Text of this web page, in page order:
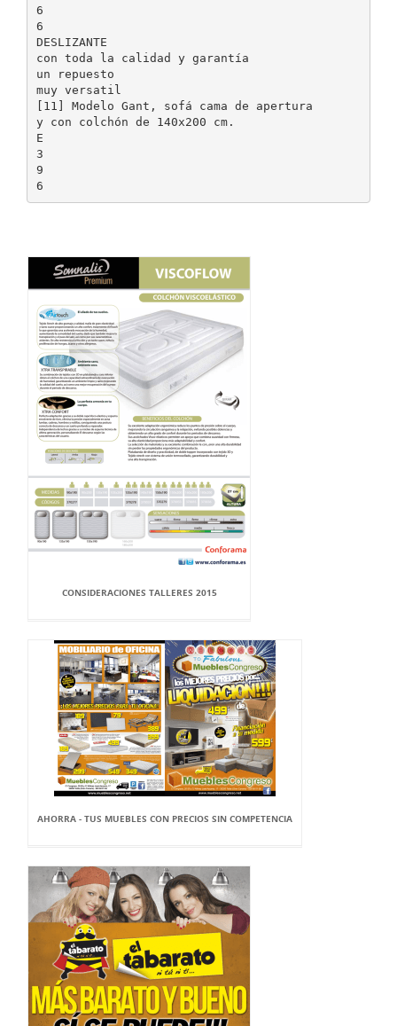
6
6
DESLIZANTE
con toda la calidad y garantía
un repuesto
muy versatil
[11] Modelo Gant, sofá cama de apertura
y con colchón de 140x200 cm.
E
3
9
CONSIDERACIONES TALLERES 2015
AHORRA - TUS MUEBLES CON PRECIOS SIN COMPETENCIA